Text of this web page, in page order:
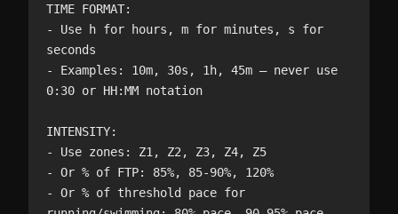
TIME FORMAT:
- Use h for hours, m for minutes, s for
seconds
- Examples: 10m, 30s, 1h, 45m — never use
0:30 or HH:MM notation
INTENSITY:
- Use zones: Z1, Z2, Z3, Z4, Z5
- Or % of FTP: 85%, 85-90%, 120%
- Or % of threshold pace for